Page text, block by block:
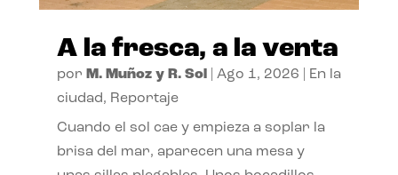
A la fresca, a la venta
por M. Muñoz y R. Sol| Ago 1, 2026
En la
ciudad, Reportaje
Cuando el sol cae y empieza a soplar la
brisa del mar, aparecen una mesa y